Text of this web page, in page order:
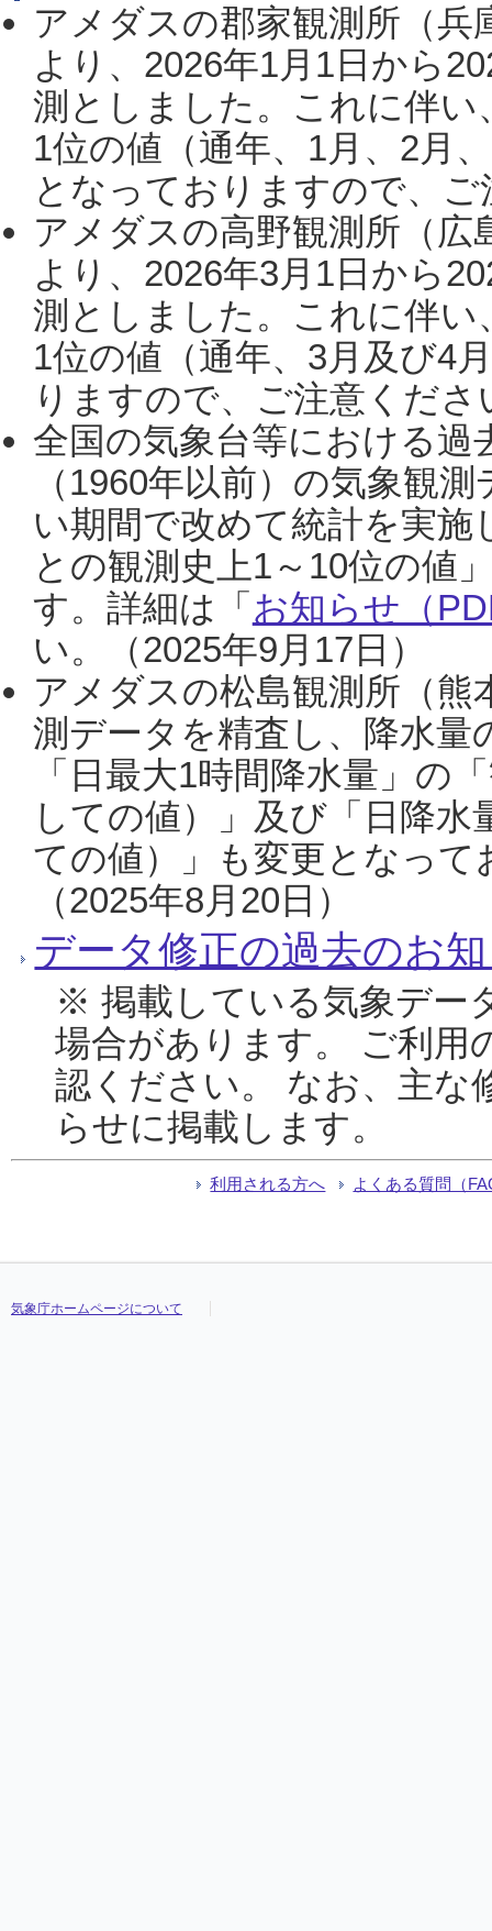
アメダスの郡家観測所（
より、2026年1月1日から
測としました。これに伴い
1位の値（通年、1月、2月
となっておりますので、
アメダスの高野観測所（
より、2026年3月1日から
測としました。これに伴い
1位の値（通年、3月及び4
りますので、ご注意くだ
全国の気象台等における過
（1960年以前）の気象観
い期間で改めて統計を実
との観測史上1～10位の値
す。詳細は「 お知らせ（
い。（2025年9月17日）
アメダスの松島観測所（熊
測データを精査し、降水
「日最大1時間降水量」の
しての値）」及び「日降
ての値）」も変更となっ
（2025年8月20日）
データ修正の過去のお
※ 掲載している気象デー
場合があります。 ご利用
認ください。 なお、主な
らせに掲載します。
利用される方へ よくある質問（
気象庁ホームページについて